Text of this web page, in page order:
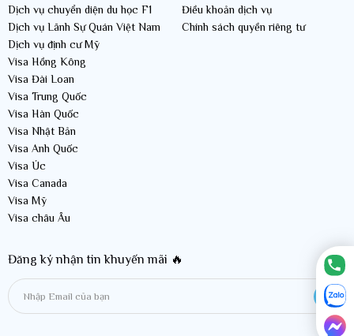
Dịch vụ chuyển diện du học F1
Dịch vụ Lãnh Sự Quán Việt Nam
Dịch vụ định cư Mỹ
Visa Hồng Kông
Visa Đài Loan
Visa Trung Quốc
Visa Hàn Quốc
Visa Nhật Bản
Visa Anh Quốc
Visa Úc
Visa Canada
Visa Mỹ
Visa châu Âu
Điều khoản dịch vụ
Chính sách quyền riêng tư
Đăng ký nhận tin khuyến mãi 🔥